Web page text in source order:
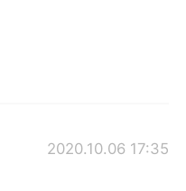
2020.10.06 17:35